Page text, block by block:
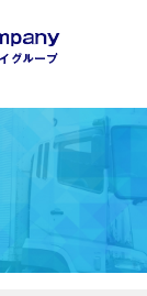
スイグループ